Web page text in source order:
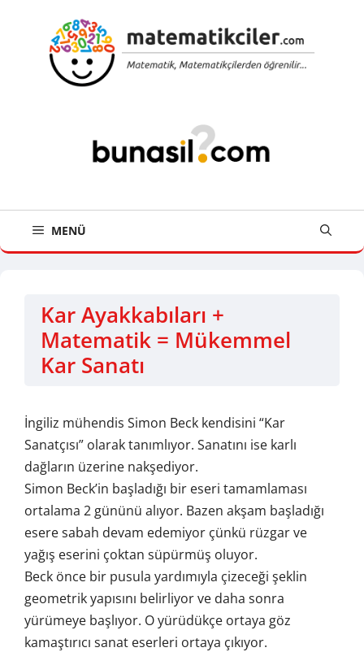
MENÜ
Kar Ayakkabıları +
Matematik = Mükemmel
Kar Sanatı
İngiliz mühendis Simon Beck kendisini “Kar
Sanatçısı” olarak tanımlıyor. Sanatını ise karlı
dağların üzerine nakşediyor.
Simon Beck’in başladığı bir eseri tamamlaması
ortalama 2 gününü alıyor. Bazen akşam başladığı
esere sabah devam edemiyor çünkü rüzgar ve
yağış eserini çoktan süpürmüş oluyor.
Beck önce bir pusula yardımıyla çizeceği şeklin
geometrik yapısını belirliyor ve daha sonra
yürümeye başlıyor. O yürüdükçe ortaya göz
kamaştırıcı sanat eserleri ortaya çıkıyor.